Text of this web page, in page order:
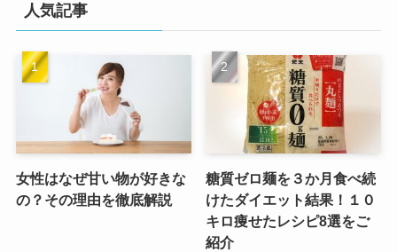
人気記事
女性はなぜ甘い物が好きな
の？その理由を徹底解説
糖質ゼロ麺を３か月食べ続
けたダイエット結果！１０
キロ痩せたレシピ8選をご
紹介